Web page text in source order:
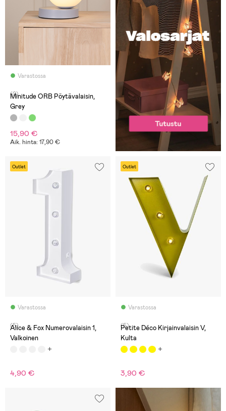
Varastossa
(0)
Minitude ORB Pöytävalaisin,
Grey
15,90 €
Aik. hinta: 17,90 €
Outlet
Varastossa
(5)
Alice & Fox Numerovalaisin 1,
Valkoinen
4,90 €
Outlet
Varastossa
(5)
Petite Déco Kirjainvalaisin V,
Kulta
3,90 €